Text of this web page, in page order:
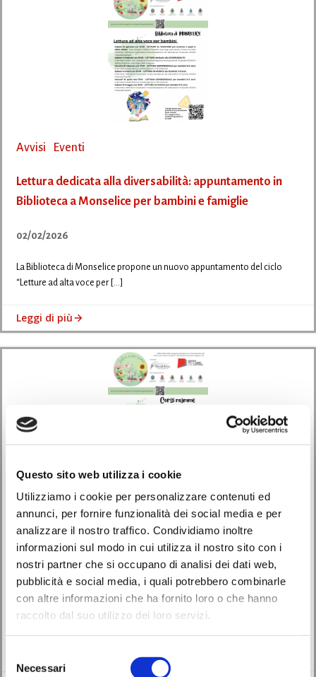
Questo sito web utilizza i cookie
Utilizziamo i cookie per personalizzare contenuti ed
annunci, per fornire funzionalità dei social media e per
analizzare il nostro traffico. Condividiamo inoltre
informazioni sul modo in cui utilizza il nostro sito con i
nostri partner che si occupano di analisi dei dati web,
pubblicità e social media, i quali potrebbero combinarle
con altre informazioni che ha fornito loro o che hanno
raccolto dal suo utilizzo dei loro servizi.
delNecessari
Avvisi Eventi
Lettura dedicata alla diversabilità: appuntamento in
Biblioteca a Monselice per bambini e famiglie
02/02/2026
La Biblioteca di Monselice propone un nuovo appuntamento del ciclo
“Letture ad alta voce per […]
Leggi di più
Avvisi Eventi
Libri come Semi, percorsi a supporto della maternità a
Monselice
28/10/2025
All’interno del progetto “Libri come semi“, realizzato con il finanziamento